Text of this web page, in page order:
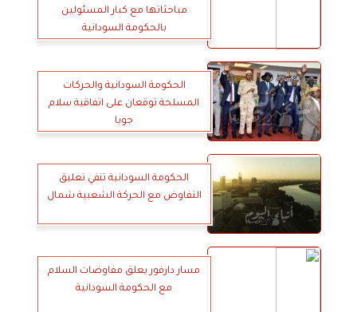
مباحثاتها مع كبار المسئولين
بالحكومة السودانية
الحكومة السودانية والحركات
المسلحة توقعان على اتفاقية سلام
جوبا
الحكومة السودانية تنفي تعليق
التفاوض مع الحركة الشعبية شمال
مسار دارفور يعلق مفاوضات السلام
مع الحكومة السودانية